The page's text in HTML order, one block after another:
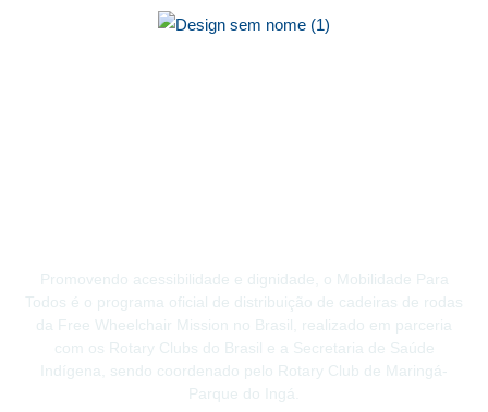
Promovendo acessibilidade e dignidade, o Mobilidade Para
Todos é o programa oficial de distribuição de cadeiras de rodas
da Free Wheelchair Mission no Brasil, realizado em parceria
com os Rotary Clubs do Brasil e a Secretaria de Saúde
Indígena, sendo coordenado pelo Rotary Club de Maringá-
Parque do Ingá.